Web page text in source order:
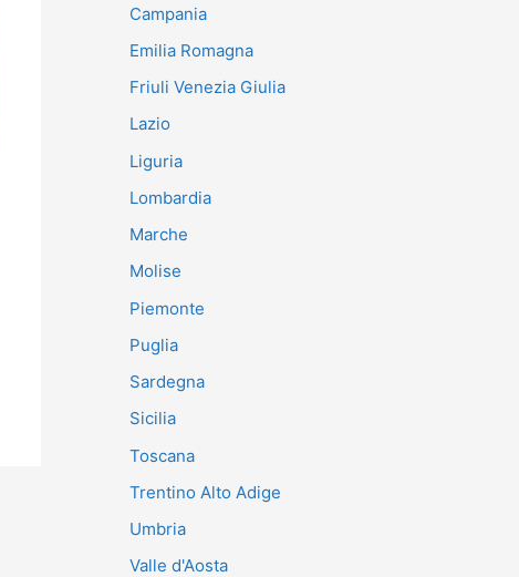
Campania
Emilia Romagna
Friuli Venezia Giulia
Lazio
Liguria
Lombardia
Marche
Molise
Piemonte
Puglia
Sardegna
Sicilia
Toscana
Trentino Alto Adige
Umbria
Valle d'Aosta